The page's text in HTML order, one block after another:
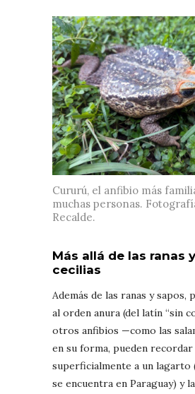
Cururú, el anfibio más
muchas personas.
Recalde.
Más allá de las ranas
cecilias
Además de las ranas y sapos,
al orden anura (del latín “sin
otros anfibios —como las
en su forma, pueden recordar
superficialmente a un lagarto
se encuentra en Paraguay) y